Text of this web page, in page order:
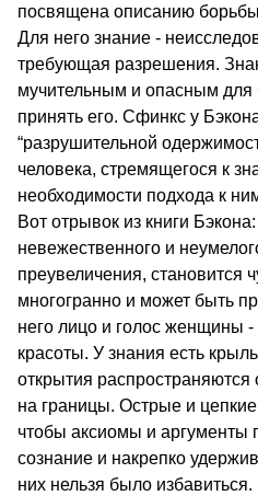
посвящена описанию
Для него знание -
требующая разрешения.
мучительным и опасным для
принять его. Сфинкс у
“разрушительной
человека, стремящегося к
необходимости подхода к
Вот отрывок из книги
невежественного и
преувеличения, становится
многогранно и может быть
него лицо и голос женщины -
красоты. У знания есть
открытия распространяются
на границы. Острые и
чтобы аксиомы и аргументы
сознание и накрепко
них нельзя было